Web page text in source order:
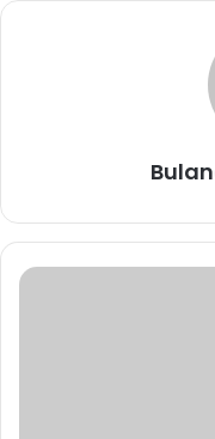
शंख द्वार पहुंचने के बाद